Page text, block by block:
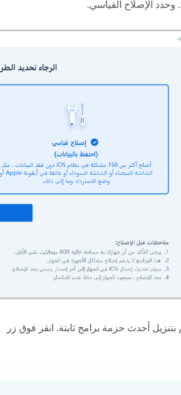
وحدد الإصلاح القياسي.
بتنزيل أحدث حزمة برامج ثابتة. انقر فوق زر